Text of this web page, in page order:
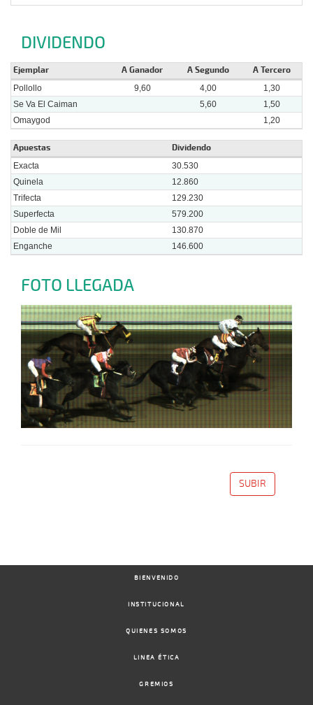
DIVIDENDO
Ejemplar A Ganador A Segundo A Tercero
Pollollo 9,60 4,00
1,30
Se Va El Caiman
5,60
1,50
Omaygod
1,20
Apuestas Dividendo
Exacta
30.530
Quinela
12.860
Trifecta
129.230
Superfecta
579.200
Doble de Mil
130.870
Enganche
146.600
FOTO LLEGADA
SUBIR
BIENVENIDO
INSTITUCIONAL
QUIENES SOMOS
LINEA ÉTICA
GREMIOS